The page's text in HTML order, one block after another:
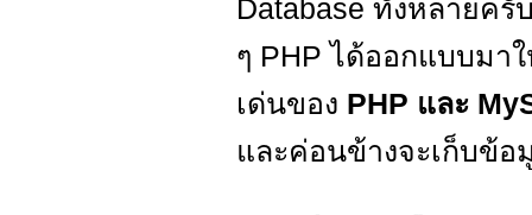
Database ทั้งหลายครั
ๆ PHP ได้ออกแบบมา
เด่นของ PHP และ
และค่อนข้างจะเก็บข้อ